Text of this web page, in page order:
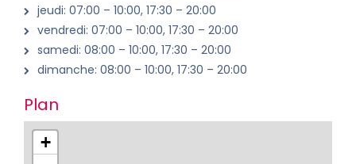
jeudi: 07:00 – 10:00, 17:30 – 20:00
vendredi: 07:00 – 10:00, 17:30 – 20:00
samedi: 08:00 – 10:00, 17:30 – 20:00
dimanche: 08:00 – 10:00, 17:30 – 20:00
Plan
+